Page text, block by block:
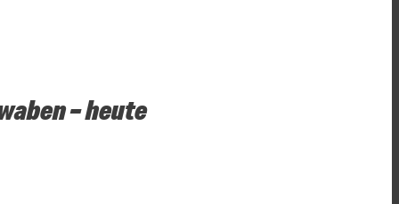
– heute